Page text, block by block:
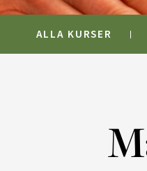
ALLA KURSER